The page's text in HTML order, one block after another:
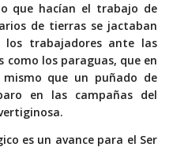
que hacían el trabajo de
de tierras se jactaban
trabajadores ante las
como los paraguas, que en
que un puñado de
en las campañas del
es un avance para el Ser